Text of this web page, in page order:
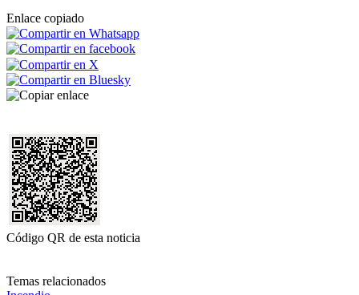
Enlace copiado
Código QR de esta noticia
Temas relacionados